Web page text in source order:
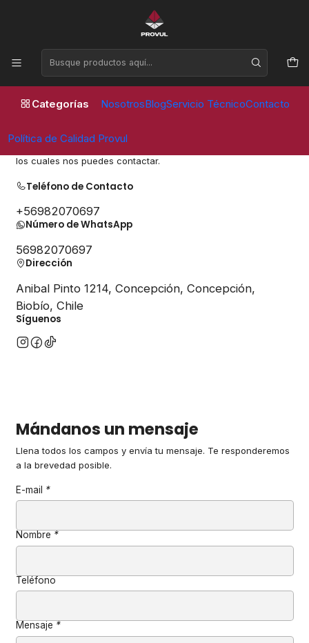
Categorías NosotrosBlogServicio TécnicoContacto
Política de Calidad Provul
Horario de atención Lunes a Viernes de 09:00 a 17:30 horas
Inicio Contacto
los cuales nos puedes contactar.
Teléfono de Contacto
+56982070697
Número de WhatsApp
56982070697
Dirección
Anibal Pinto 1214, Concepción, Concepción,
Biobío, Chile
Síguenos
Mándanos un mensaje
Llena todos los campos y envía tu mensaje. Te responderemos
a la brevedad posible.
E-mail *
Nombre *
Teléfono
Mensaje *